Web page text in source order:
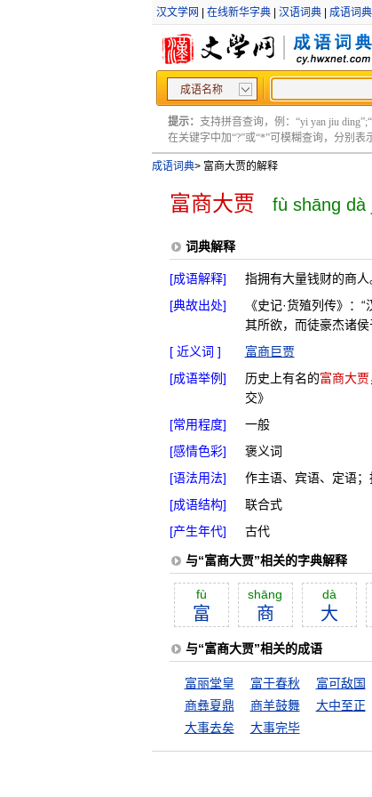
汉文学网 在线新华字典| 汉语词典| 成语词典
成语名称
提示： 支持拼音查询，例：“yi yan jiu
在关键字中加“?”或“*”可模糊查询，分别表
成语词典>富商大贾的解释
富商大贾 fù shāng dà
词典解释
[成语解释]
指拥有大量钱财的商人
[典故出处]
《史记·货殖列传》：
其所欲，而徒豪杰诸侯
[ 近义词 ]
富商巨贾
[成语举例]
历史上有名的富商大贾
交》
[常用程度]
一般
[感情色彩]
褒义词
[语法用法]
作主语、宾语、定语；
[成语结构]
联合式
[产生年代]
古代
与“富商大贾”相关的字典解释
fù
富
shāng
商
dà
大
与“富商大贾”相关的成语
富丽堂皇 富于春秋 富可敌国
商彝夏鼎
商羊鼓舞 大中至正
大事去矣
大事完毕